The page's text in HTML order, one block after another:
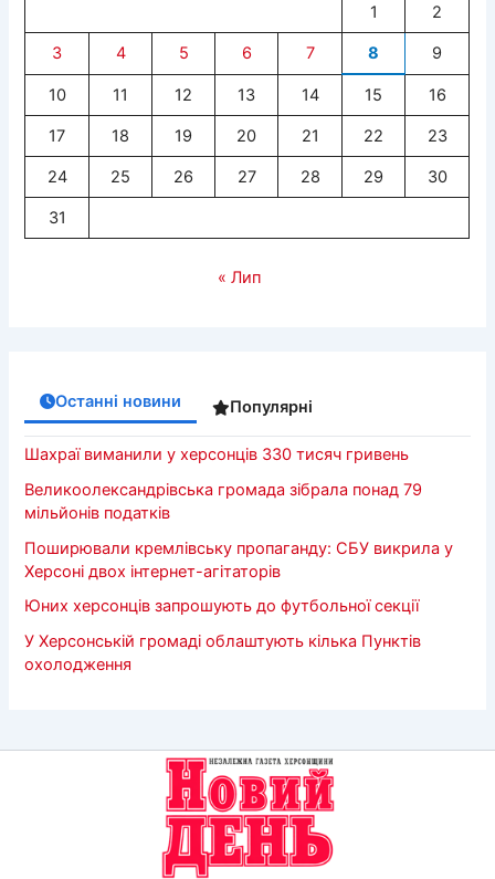
1 2
3 4 5 6 7 8 9
10 11 12 13 14 15 16
17 18 19 20 21 22 23
24 25 26 27 28 29 30
31
« Лип
Останні новини Популярні
Шахраї виманили у херсонців 330 тисяч гривень
Великоолександрівська громада зібрала понад 79
мільйонів податків
Поширювали кремлівську пропаганду: СБУ викрила у
Херсоні двох інтернет-агітаторів
Юних херсонців запрошують до футбольної секції
У Херсонській громаді облаштують кілька Пунктів
охолодження